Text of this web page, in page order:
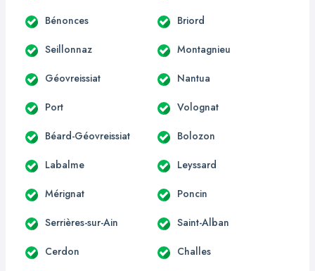
Bénonces Briord
Seillonnaz Montagnieu
Géovreissiat Nantua
Port Volognat
Béard-Géovreissiat Bolozon
Labalme Leyssard
Mérignat Poncin
Serrières-sur-Ain Saint-Alban
Cerdon Challes